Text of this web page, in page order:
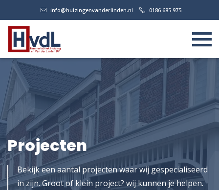
info@huizingenvanderlinden.nl 0186 685 975
Projecten
Bekijk een aantal projecten waar wij gespecialiseerd
in zijn. Groot of klein project? wij kunnen je helpen.